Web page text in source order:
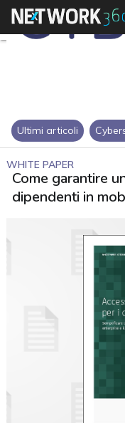
Ultimi articoli
WHITE PAPER
Come garantire
dipendenti in